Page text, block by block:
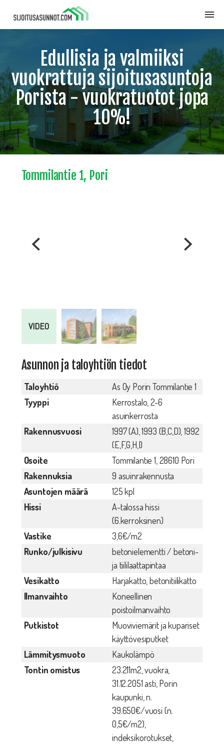
Edullisia ja valmiiksi
vuokrattuja sijoitusasuntoja
Porista - vuokratuotot jopa
10%!
Tommilantie 1, Pori
VIDEO
Asunnon ja taloyhtiön tiedot
Taloyhtiö
As Oy Porin Tommilantie 1
Tyyppi
Kerrostalo, 2-6
asuinkerrosta
Rakennusvuosi
1997 (A), 1993 (B,C,D), 1992
(E,F,G,H,I)
Osoite
Tommilantie 1, 28610 Pori
Rakennuksia
9 asuinrakennusta
Asuntojen määrä
125 kpl
Hissi
A-talossa hissi
(6.kerroksinen)
Vastike
3,6€/m2
Runko/julkisivu
betonielementti / betoni-
ja tiililaattapintaa
Vesikatto
Harjakatto, betonitiilikatto
Ilmanvaihto
Koneellinen
poistoilmanvaihto
Putkistot
Muoviviemärit ja kupariset
käyttövesiputket
Lämmitysmuoto
Kaukolämpö
Tontin omistus
23.211m2, vuokra,
31.12.2051 asti, Porin
kaupunki, n.
39.650€/vuosi (n.
0,5€/m2),
indeksikorotukset,